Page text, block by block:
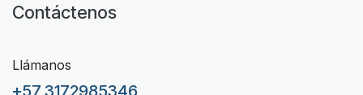
Contáctenos
Llámanos
+57 3172985346